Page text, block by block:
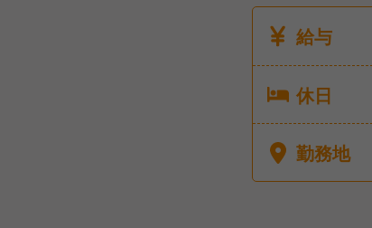
給与
休日
勤務地